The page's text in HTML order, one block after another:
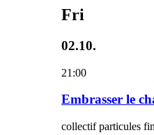
Fri
02.10.
21:00
Embrasser le
collectif particules